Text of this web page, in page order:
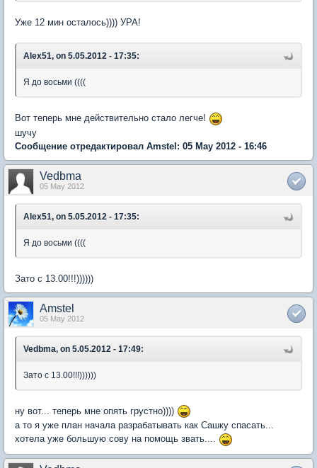
Уже 12 мин осталось)))) УРА!
Alex51, on 5.05.2012 - 17:35:
Я до восьми ((((
Вот теперь мне действительно стало легче!
шучу
Сообщение отредактировал Amstel: 05 May 2012 - 16:46
Vedbma
05 May 2012
Alex51, on 5.05.2012 - 17:35:
Я до восьми ((((
Зато с 13.00!!!))))))
Amstel
05 May 2012
Vedbma, on 5.05.2012 - 17:49:
Зато с 13.00!!!))))))
ну вот... теперь мне опять грустно))))
а то я уже план начала разрабатывать как Сашку спасать...
хотела уже большую сову на помощь звать....